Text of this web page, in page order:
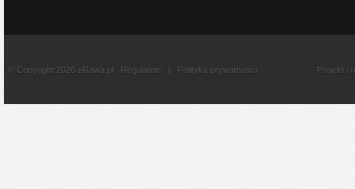
© Copyright 2026 eRawa.pl Regulamin | Polityka prywatnosci Projekt i